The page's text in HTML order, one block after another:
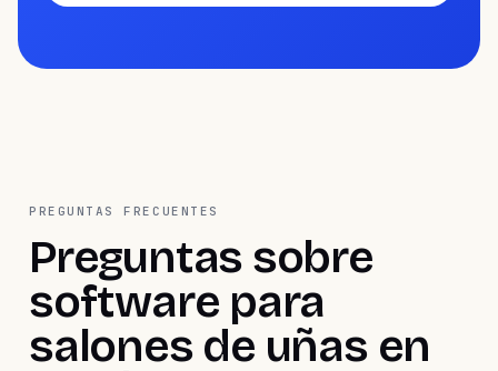
PREGUNTAS FRECUENTES
Preguntas sobre
software para
salones de uñas en